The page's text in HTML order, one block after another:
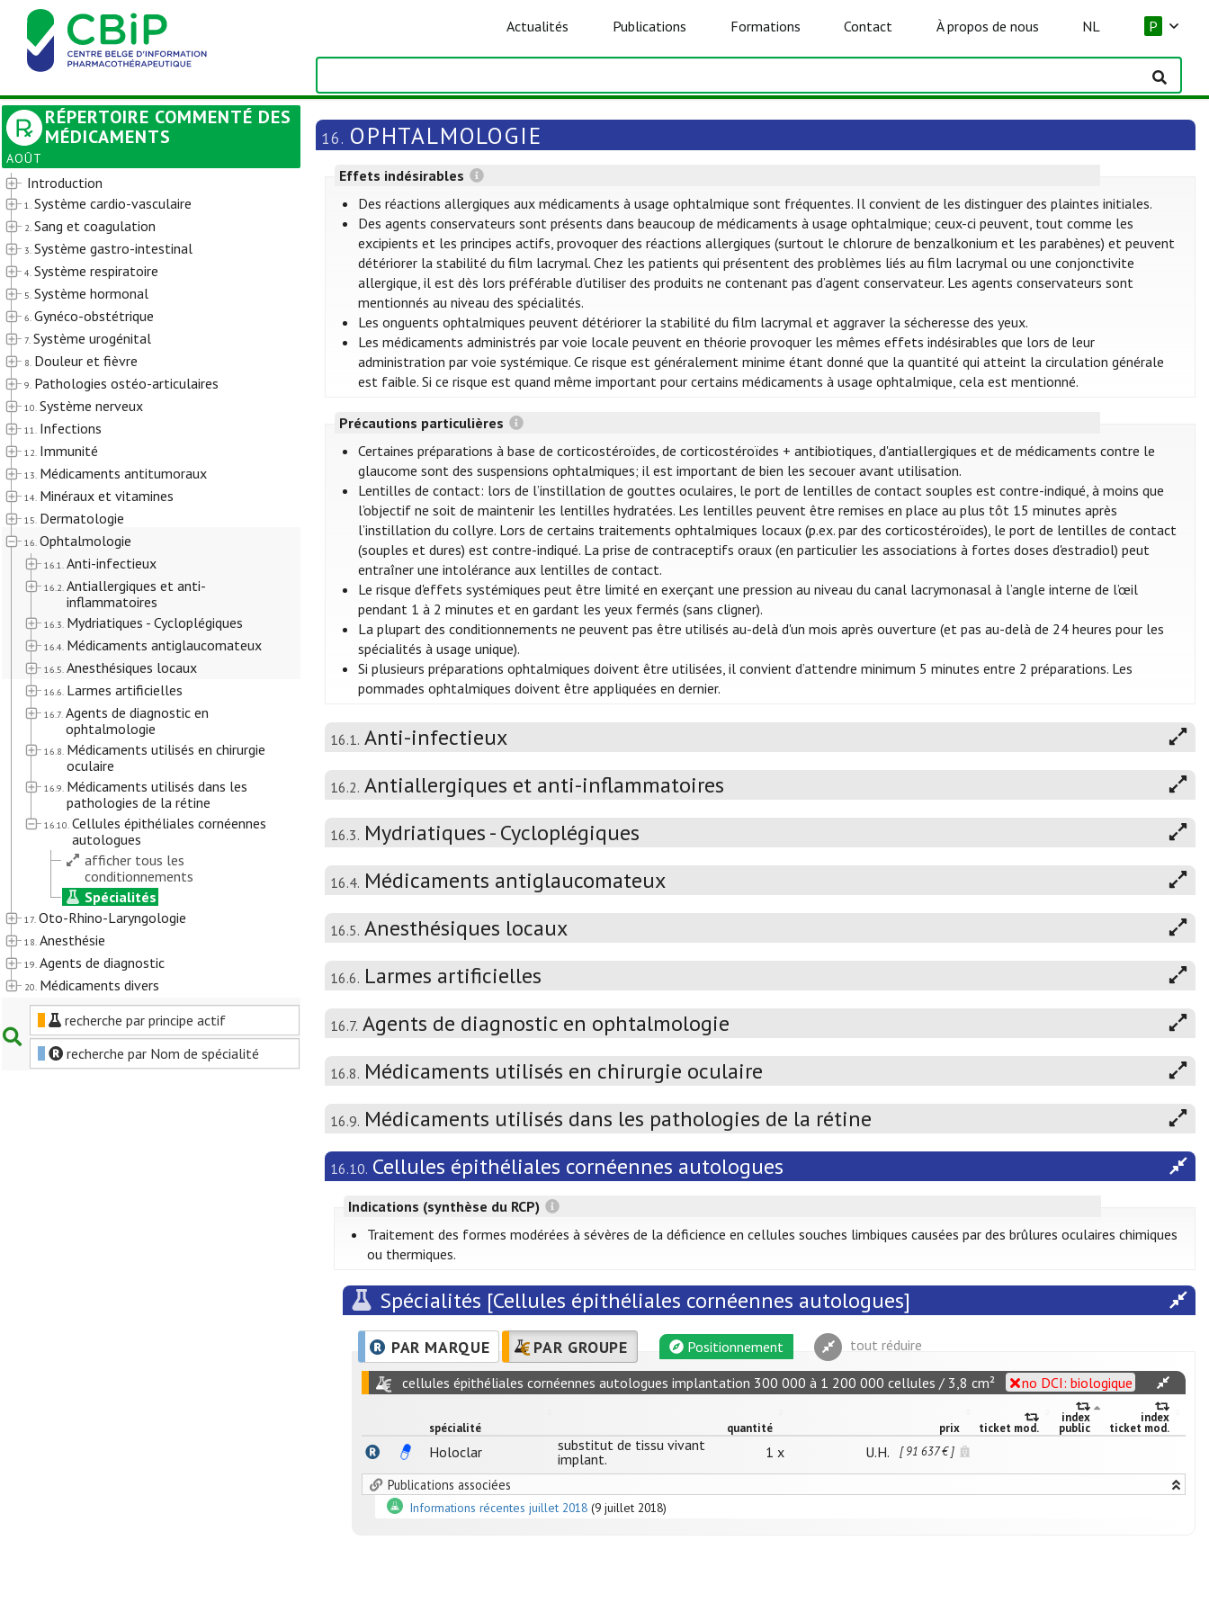
Actualités Publications Formations Contact À propos de nous NL P
RÉPERTOIRE COMMENTÉ DES
MÉDICAMENTS
AOÛT
Introduction
1. Système cardio-vasculaire
2. Sang et coagulation
3. Système gastro-intestinal
4. Système respiratoire
5. Système hormonal
6. Gynéco-obstétrique
7. Système urogénital
8. Douleur et fièvre
9. Pathologies ostéo-articulaires
10. Système nerveux
11. Infections
12. Immunité
13. Médicaments antitumoraux
14. Minéraux et vitamines
15. Dermatologie
16. Ophtalmologie
16.1. Anti-infectieux
16.2. Antiallergiques et anti-
inflammatoires
16.3. Mydriatiques - Cycloplégiques
16.4. Médicaments antiglaucomateux
16.5. Anesthésiques locaux
16.6. Larmes artificielles
16.7. Agents de diagnostic en
ophtalmologie
16.8. Médicaments utilisés en chirurgie
oculaire
16.9. Médicaments utilisés dans les
pathologies de la rétine
16.10. Cellules épithéliales cornéennes
autologues
afficher tous les
conditionnements
Spécialités
17. Oto-Rhino-Laryngologie
18. Anesthésie
19. Agents de diagnostic
20. Médicaments divers
recherche par principe actif
recherche par Nom de spécialité
16. OPHTALMOLOGIE
Effets indésirables
Des réactions allergiques aux médicaments à usage ophtalmique sont fréquentes. Il convient de les distinguer des plaintes initiales.
Des agents conservateurs sont présents dans beaucoup de médicaments à usage ophtalmique; ceux-ci peuvent, tout comme les
excipients et les principes actifs, provoquer des réactions allergiques (surtout le chlorure de benzalkonium et les parabènes) et peuvent
détériorer la stabilité du film lacrymal. Chez les patients qui présentent des problèmes liés au film lacrymal ou une conjonctivite
allergique, il est dès lors préférable d’utiliser des produits ne contenant pas d’agent conservateur. Les agents conservateurs sont
mentionnés au niveau des spécialités.
Les onguents ophtalmiques peuvent détériorer la stabilité du film lacrymal et aggraver la sécheresse des yeux.
Les médicaments administrés par voie locale peuvent en théorie provoquer les mêmes effets indésirables que lors de leur
administration par voie systémique. Ce risque est généralement minime étant donné que la quantité qui atteint la circulation générale
est faible. Si ce risque est quand même important pour certains médicaments à usage ophtalmique, cela est mentionné.
Précautions particulières
Certaines préparations à base de corticostéroïdes, de corticostéroïdes + antibiotiques, d'antiallergiques et de médicaments contre le
glaucome sont des suspensions ophtalmiques; il est important de bien les secouer avant utilisation.
Lentilles de contact: lors de l’instillation de gouttes oculaires, le port de lentilles de contact souples est contre-indiqué, à moins que
l’objectif ne soit de maintenir les lentilles hydratées. Les lentilles peuvent être remises en place au plus tôt 15 minutes après
l’instillation du collyre. Lors de certains traitements ophtalmiques locaux (p.ex. par des corticostéroïdes), le port de lentilles de contact
(souples et dures) est contre-indiqué. La prise de contraceptifs oraux (en particulier les associations à fortes doses d'estradiol) peut
entraîner une intolérance aux lentilles de contact.
Le risque d'effets systémiques peut être limité en exerçant une pression au niveau du canal lacrymonasal à l’angle interne de l’œil
pendant 1 à 2 minutes et en gardant les yeux fermés (sans cligner).
La plupart des conditionnements ne peuvent pas être utilisés au-delà d'un mois après ouverture (et pas au-delà de 24 heures pour les
spécialités à usage unique).
Si plusieurs préparations ophtalmiques doivent être utilisées, il convient d’attendre minimum 5 minutes entre 2 préparations. Les
pommades ophtalmiques doivent être appliquées en dernier.
16.1. Anti-infectieux
16.2. Antiallergiques et anti-inflammatoires
16.3. Mydriatiques - Cycloplégiques
16.4. Médicaments antiglaucomateux
16.5. Anesthésiques locaux
16.6. Larmes artificielles
16.7. Agents de diagnostic en ophtalmologie
16.8. Médicaments utilisés en chirurgie oculaire
16.9. Médicaments utilisés dans les pathologies de la rétine
16.10. Cellules épithéliales cornéennes autologues
Indications (synthèse du RCP)
Traitement des formes modérées à sévères de la déficience en cellules souches limbiques causées par des brûlures oculaires chimiques
ou thermiques.
Spécialités [Cellules épithéliales cornéennes autologues]
PAR MARQUE PAR GROUPE Positionnement tout réduire
cellules épithéliales cornéennes autologues implantation 300 000 à 1 200 000 cellules / 3,8 cm² no DCI: biologique
spécialité quantité prix ticket mod.
index
public
index
ticket mod.
Holoclar
substitut de tissu vivant
implant.
1 x U.H. [ 91 637 € ]
Publications associées
Informations récentes juillet 2018 (9 juillet 2018)